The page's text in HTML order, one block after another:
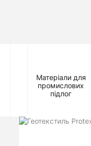
Матеріали для
промислових
підлог